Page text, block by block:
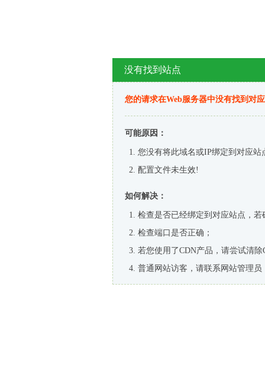
没有找到站点
您的请求在Web服务器中没有找到对
可能原因：
您没有将此域名或IP绑定到对应站
配置文件未生效!
如何解决：
检查是否已经绑定到对应站点，
检查端口是否正确；
若您使用了CDN产品，请尝试清除
普通网站访客，请联系网站管理员